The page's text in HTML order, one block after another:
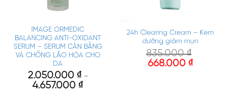
IMAGE ORMEDIC
BALANCING ANTI-OXIDANT
SERUM – SERUM CÂN BẰNG
VÀ CHỐNG LÃO HÓA CHO
DA
2.050.000 ₫–
4.657.000 ₫
24h Clearing Cream – Kem
dưỡng giảm mụn
835.000₫
668.000 ₫